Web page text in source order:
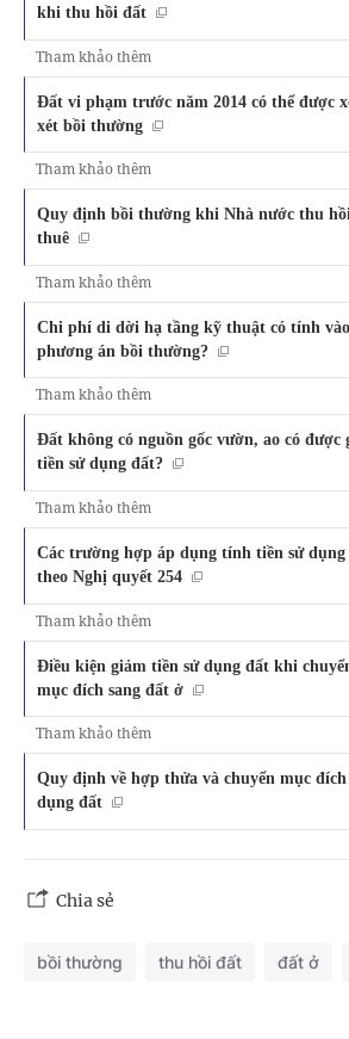
khi thu hồi đất
Tham khảo thêm
Đất vi phạm trước năm 2014 có thể được
xét bồi thường
Tham khảo thêm
Quy định bồi thường khi Nhà nước thu
thuê
Tham khảo thêm
Chi phí di dời hạ tầng kỹ thuật có tính vào
phương án bồi thường?
Tham khảo thêm
Đất không có nguồn gốc vườn, ao có được
tiền sử dụng đất?
Tham khảo thêm
Các trường hợp áp dụng tính tiền sử
theo Nghị quyết 254
Tham khảo thêm
Điều kiện giảm tiền sử dụng đất khi
mục đích sang đất ở
Tham khảo thêm
Quy định về hợp thửa và chuyển mục đích
dụng đất
Chia sẻ
bồi thường thu hồi đất đất ở